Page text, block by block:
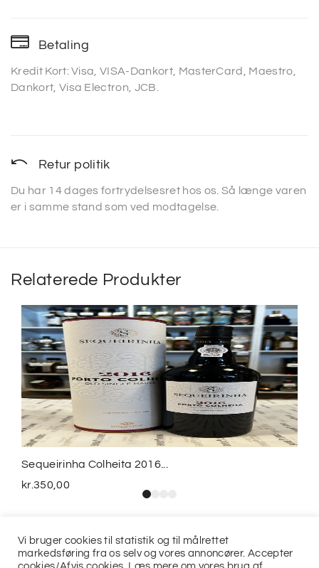
Betaling
Kredit Kort: Visa, VISA-Dankort, MasterCard, Maestro,
Dankort, Visa Electron, JCB.
Retur politik
Du har 14 dages fortrydelsesret hos os. Så længe varen
er i samme stand som ved modtagelse.
Relaterede Produkter
Sequeirinha Colheita 2016...
kr.350,00
Vi bruger cookies til statistik og til målrettet
markedsføring fra os selv og vores annoncører. Accepter